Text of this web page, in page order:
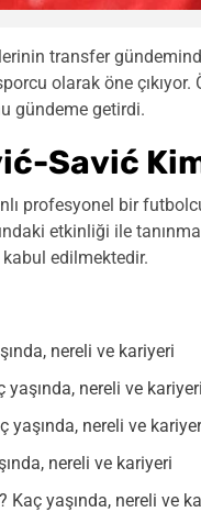
transfer
olarak öne
gündeme getirdi.
Savić
profesyonel bir
etkinliği ile
edilmektedir.
nereli ve kariyeri
nereli ve kariyeri
yaşında, nereli ve
nereli ve kariyeri
yaşında, nereli ve